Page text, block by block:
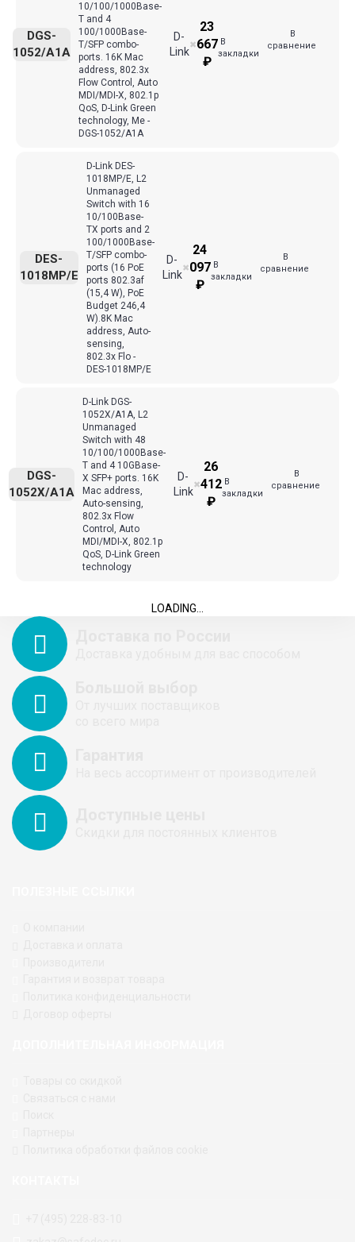
10/100/1000Base-
T and 4
100/1000Base-
T/SFP combo-
ports. 16K Mac
address, 802.3x
Flow Control, Auto
MDI/MDI-X, 802.1p
QoS, D-Link Green
technology, Me -
DGS-1052/A1A
D-
Link
DGS-
1052/A1A
✖
23
667
₽
В
закладки
В
сравнение
D-Link DES-
1018MP/E, L2
Unmanaged
Switch with 16
10/100Base-
TX ports and 2
100/1000Base-
T/SFP combo-
ports (16 PoE
ports 802.3af
(15,4 W), PoE
Budget 246,4
W).8K Mac
address, Auto-
sensing,
802.3x Flo -
DES-1018MP/E
D-
Link
DES-
1018MP/E
✖
24
097
₽
В
закладки
В
сравнение
D-Link DGS-
1052X/A1A, L2
Unmanaged
Switch with 48
10/100/1000Base-
T and 4 10GBase-
X SFP+ ports. 16K
Mac address,
Auto-sensing,
802.3x Flow
Control, Auto
MDI/MDI-X, 802.1p
QoS, D-Link Green
technology
D-
Link
DGS-
1052X/A1A
✖
26
412
₽
В
закладки
В
сравнение
LOADING...